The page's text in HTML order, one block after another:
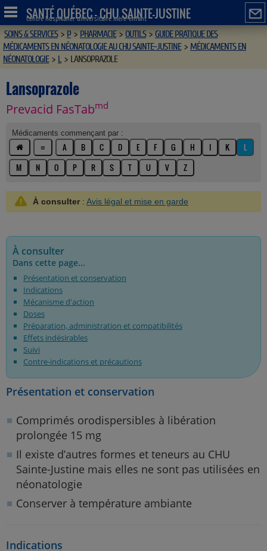
SANTÉ QUÉBEC - CHU SAINTE-JUSTINE
Centre hospitalier universitaire mère-enfant
SOINS & SERVICES > P > PHARMACIE > OUTILS > GUIDE PRATIQUE DES
MÉDICAMENTS EN NÉONATOLOGIE AU CHU SAINTE-JUSTINE > MÉDICAMENTS EN
NÉONATOLOGIE > L > LANSOPRAZOLE
Lansoprazole
Prevacid FasTabmd
Médicaments commençant par :
≡ A B C D E F G H I K
L
M
N O P R S T U V Z
À consulter : Avis légal et mise en garde
À consulter
Dans cette page...
Présentation et conservation
Indications
Mécanisme d'action
Doses
Préparation, administration et compatibilités
Effets indésirables
Suivi
Contre-indications et précautions
Présentation et conservation
Comprimés orodispersibles à libération
prolongée 15 mg
Il existe d’autres formes et teneurs au CHU
Sainte-Justine mais elles ne sont pas utilisées en
néonatologie
Conserver à température ambiante
Indications